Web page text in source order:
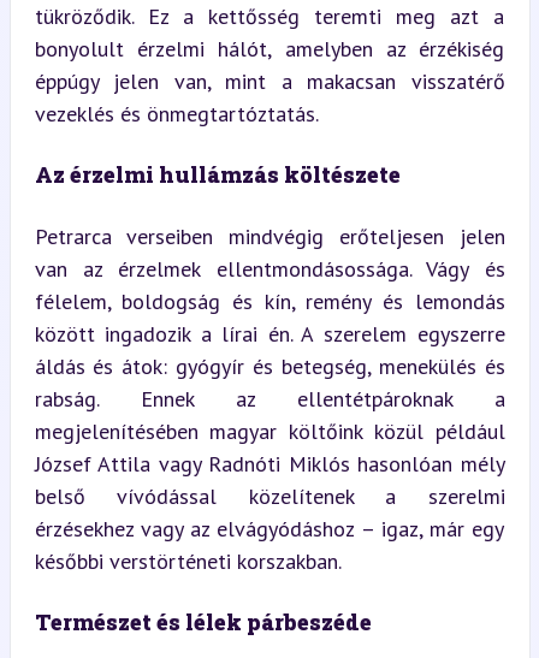
tükröződik. Ez a kettősség teremti meg azt a
bonyolult érzelmi hálót, amelyben az érzékiség
éppúgy jelen van, mint a makacsan visszatérő
vezeklés és önmegtartóztatás.
Az érzelmi hullámzás költészete
Petrarca verseiben mindvégig erőteljesen jelen
van az érzelmek ellentmondásossága. Vágy és
félelem, boldogság és kín, remény és lemondás
között ingadozik a lírai én. A szerelem egyszerre
áldás és átok: gyógyír és betegség, menekülés és
rabság. Ennek az ellentétpároknak a
megjelenítésében magyar költőink közül például
József Attila vagy Radnóti Miklós hasonlóan mély
belső vívódással közelítenek a szerelmi
érzésekhez vagy az elvágyódáshoz – igaz, már egy
későbbi verstörténeti korszakban.
Természet és lélek párbeszéde